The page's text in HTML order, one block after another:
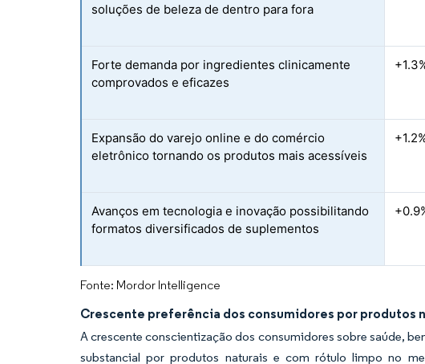
soluções de beleza de dentro para fora
Forte demanda por ingredientes clinicamente
comprovados e eficazes
Expansão do varejo online e do comércio
eletrônico tornando os produtos mais acessíveis
Avanços em tecnologia e inovação possibilitando
formatos diversificados de suplementos
Fonte: Mordor Intelligence
Crescente preferência dos consumidores por produtos
A crescente conscientização dos consumidores sobre saúde,
substancial por produtos naturais e com rótulo limpo no